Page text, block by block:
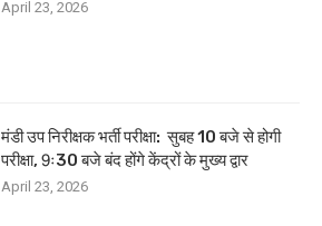
April 23, 2026
मंडी उप निरीक्षक भर्ती परीक्षा: सुबह 10 बजे से होगी
परीक्षा, 9ः30 बजे बंद होंगे केंद्रों के मुख्य द्वार
April 23, 2026